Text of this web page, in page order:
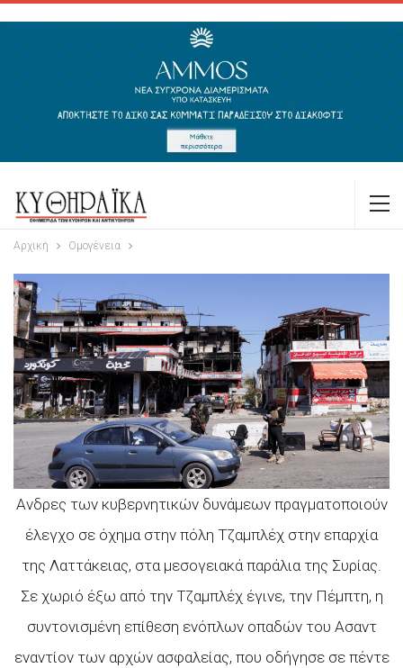
Αρχική Ομογένεια
Ανδρες των κυβερνητικών δυνάμεων πραγματοποιούν
έλεγχο σε όχημα στην πόλη Τζαμπλέχ στην επαρχία
της Λαττάκειας, στα μεσογειακά παράλια της Συρίας.
Σε χωριό έξω από την Τζαμπλέχ έγινε, την Πέμπτη, η
συντονισμένη επίθεση ενόπλων οπαδών του Ασαντ
εναντίον των αρχών ασφαλείας, που οδήγησε σε πέντε